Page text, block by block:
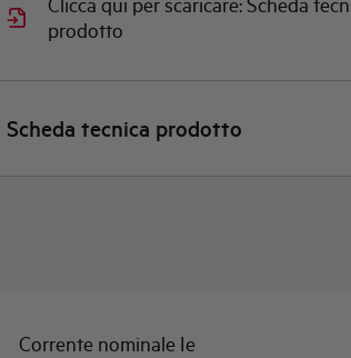
prodotto
Scheda tecnica prodotto
Corrente nominale Ie